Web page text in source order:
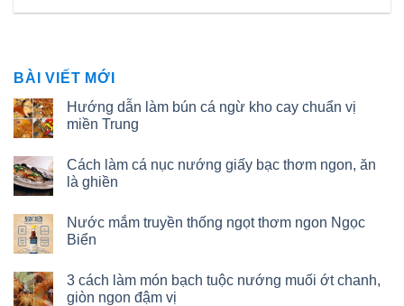
BÀI VIẾT MỚI
Hướng dẫn làm bún cá ngừ kho cay chuẩn vị
miền Trung
Cách làm cá nục nướng giấy bạc thơm ngon, ăn
là ghiền
Nước mắm truyền thống ngọt thơm ngon Ngọc
Biển
3 cách làm món bạch tuộc nướng muối ớt chanh,
giòn ngon đậm vị